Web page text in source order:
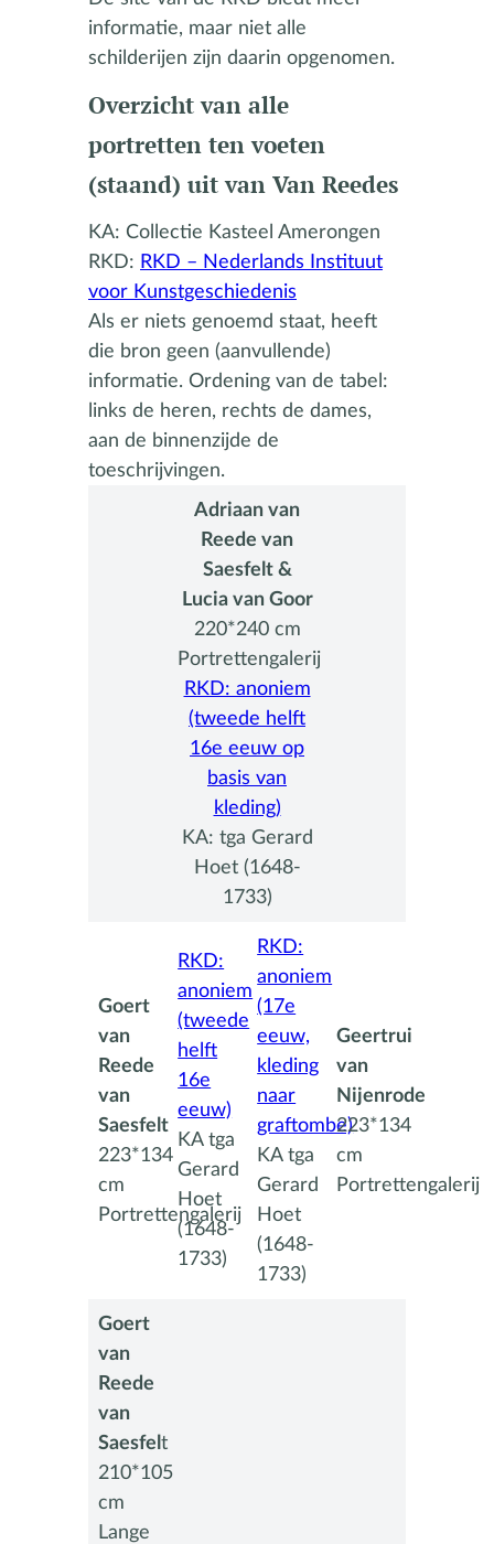
informatie, maar niet alle
schilderijen zijn daarin opgenomen.
Overzicht van alle
portretten ten voeten
(staand) uit van Van Reedes
KA: Collectie Kasteel Amerongen
RKD: RKD – Nederlands Instituut
voor Kunstgeschiedenis
Als er niets genoemd staat, heeft
die bron geen (aanvullende)
informatie. Ordening van de tabel:
links de heren, rechts de dames,
aan de binnenzijde de
toeschrijvingen.
Adriaan van
Reede van
Saesfelt &
Lucia van Goor
220*240 cm
Portrettengalerij
RKD: anoniem
(tweede helft
16e eeuw op
basis van
kleding)
KA: tga Gerard
Hoet (1648-
1733)
Goert
van
Reede
van
Saesfelt
223*134
cm
Portrettengalerij
RKD:
anoniem
(tweede
helft
16e
eeuw)
KA tga
Gerard
Hoet
(1648-
1733)
RKD:
anoniem
(17e
eeuw,
kleding
naar
graftombe)
KA tga
Gerard
Hoet
(1648-
1733)
Geertrui
van
Nijenrode
223*134
cm
Portrettengalerij
Goert
van
Reede
van
Saesfelt
210*105
cm
Lange